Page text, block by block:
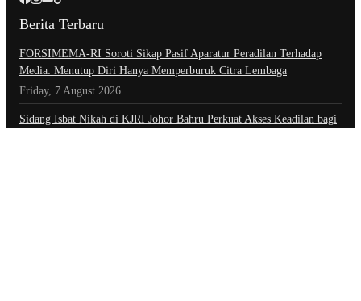
Berita Terbaru
​FORSIMEMA-RI Soroti Sikap Pasif Aparatur Peradilan Terhadap
Media: Menutup Diri Hanya Memperburuk Citra Lembaga
Friday, 7 August 2026
Sidang Isbat Nikah di KJRI Johor Bahru Perkuat Akses Keadilan bagi